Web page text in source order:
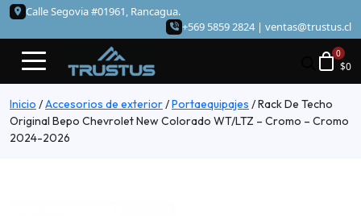
Calle Segovia #01961, Rancagua.
+569 5859 2824 | ventas@trustus.cl
$0
Inicio /Accesorios de exterior/Portaequipajes /Rack De Techo
Original Bepo Chevrolet New Colorado WT/LTZ – Cromo – Cromo
2024-2026